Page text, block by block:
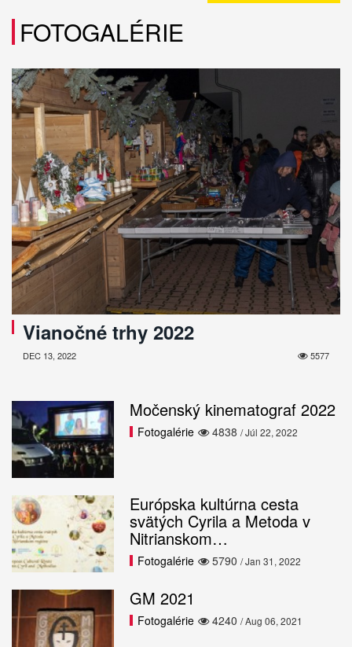
FOTOGALÉRIE
Vianočné trhy 2022
5577
DEC 13, 2022
Močenský kinematograf 2022
4838
Fotogalérie / Júl 22, 2022
Európska kultúrna cesta
svätých Cyrila a Metoda v
Nitrianskom…
5790
Fotogalérie / Jan 31, 2022
GM 2021
4240
Fotogalérie / Aug 06, 2021